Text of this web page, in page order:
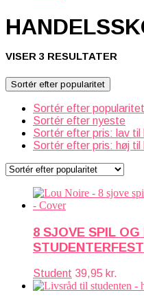
VISER 3 RESULTATER
Sortér efter popularitet
Sortér efter popularitet
Sortér efter nyeste
Sortér efter pris: lav til
Sortér efter pris: høj til
8 SJOVE SPIL
Student 39,95 kr.